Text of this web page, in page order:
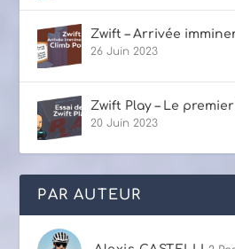
Zwift – Arrivée
26 Juin 2023
Zwift Play – Le
20 Juin 2023
PAR AUTEUR